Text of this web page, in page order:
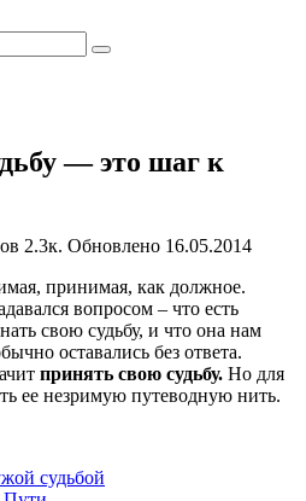
— это шаг к
2.3к. Обновлено 16.05.2014
принимая, как должное.
вопросом – что есть
свою судьбу, и что она нам
оставались без ответа.
принять свою судьбу. Но для
ее незримую путеводную нить.
судьбой